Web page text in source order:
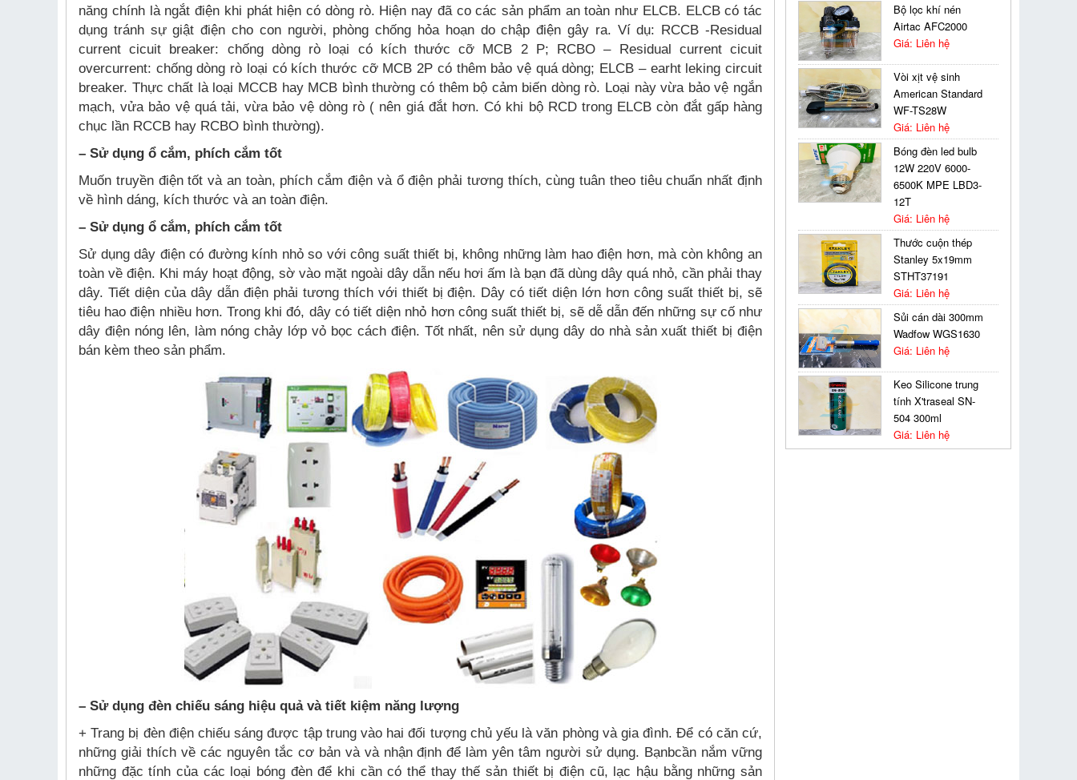
năng chính là ngắt điện khi phát hiện có dòng rò. Hiện nay đã co các sản phẩm an toàn như ELCB. ELCB có tác
dụng tránh sự giật điện cho con người, phòng chống hỏa hoạn do chập điện gây ra. Ví dụ: RCCB -Residual
current cicuit breaker: chống dòng rò loại có kích thước cỡ MCB 2 P; RCBO – Residual current cicuit
overcurrent: chống dòng rò loại có kích thước cỡ MCB 2P có thêm bảo vệ quá dòng; ELCB – earht leking circuit
breaker. Thực chất là loại MCCB hay MCB bình thường có thêm bộ cảm biến dòng rò. Loại này vừa bảo vệ ngắn
mạch, vửa bảo vệ quá tải, vừa bảo vệ dòng rò ( nên giá đắt hơn. Có khi bộ RCD trong ELCB còn đắt gấp hàng
chục lần RCCB hay RCBO bình thường).
– Sử dụng ổ cắm, phích cắm tốt
Muốn truyền điện tốt và an toàn, phích cắm điện và ổ điện phải tương thích, cùng tuân theo tiêu chuẩn nhất định
về hình dáng, kích thước và an toàn điện.
– Sử dụng ổ cắm, phích cắm tốt
Sử dụng dây điện có đường kính nhỏ so với công suất thiết bị, không những làm hao điện hơn, mà còn không an
toàn về điện. Khi máy hoạt động, sờ vào mặt ngoài dây dẫn nếu hơi ấm là bạn đã dùng dây quá nhỏ, cần phải thay
dây. Tiết diện của dây dẫn điện phải tương thích với thiết bị điện. Dây có tiết diện lớn hơn công suất thiết bị, sẽ
tiêu hao điện nhiều hơn. Trong khi đó, dây có tiết diện nhỏ hơn công suất thiết bị, sẽ dễ dẫn đến những sự cố như
dây điện nóng lên, làm nóng chảy lớp vỏ bọc cách điện. Tốt nhất, nên sử dụng dây do nhà sản xuất thiết bị điện
bán kèm theo sản phẩm.
– Sử dụng đèn chiếu sáng hiệu quả và tiết kiệm năng lượng
+ Trang bị đèn điện chiếu sáng được tập trung vào hai đối tượng chủ yếu là văn phòng và gia đình. Để có căn cứ,
những giải thích về các nguyên tắc cơ bản và và nhận định để làm yên tâm người sử dụng. Bạnbcần nắm vững
những đặc tính của các loại bóng đèn để khi cần có thể thay thế sản thiết bị điện cũ, lạc hậu bằng những sản
Bộ lọc khí nén
Airtac AFC2000
Giá: Liên hệ
Vòi xịt vệ sinh
American Standard
WF-TS28W
Giá: Liên hệ
Bóng đèn led bulb
12W 220V 6000-
6500K MPE LBD3-
12T
Giá: Liên hệ
Thước cuộn thép
Stanley 5x19mm
STHT37191
Giá: Liên hệ
Sủi cán dài 300mm
Wadfow WGS1630
Giá: Liên hệ
Keo Silicone trung
tính X'traseal SN-
504 300ml
Giá: Liên hệ